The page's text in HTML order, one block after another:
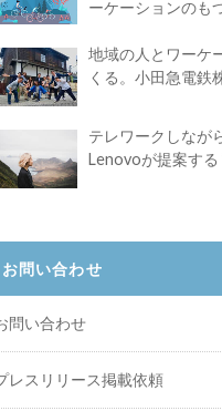
ーケーションのも
地域の人とワーケ
くる。小田急電鉄
テレワークしなが
Lenovoが提案する
お問い合わせ
問い合わせ
レスリリース掲載依頼